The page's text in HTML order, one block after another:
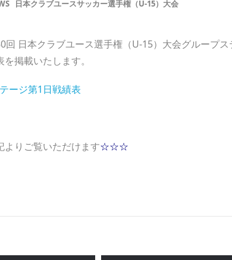
日本クラブユースサッカー選手権（U-15）大会
回 日本クラブユース選手権（U-15）大会グループス
掲載いたします。
ージ第1日戦績表
よりご覧いただけます☆☆☆